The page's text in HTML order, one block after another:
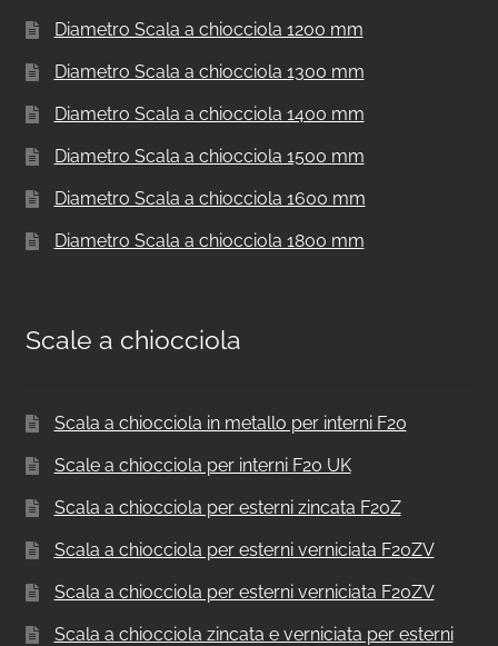
Diametro Scala a chiocciola 1200 mm
Diametro Scala a chiocciola 1300 mm
Diametro Scala a chiocciola 1400 mm
Diametro Scala a chiocciola 1500 mm
Diametro Scala a chiocciola 1600 mm
Diametro Scala a chiocciola 1800 mm
Scale a chiocciola
Scala a chiocciola in metallo per interni F20
Scale a chiocciola per interni F20 UK
Scala a chiocciola per esterni zincata F20Z
Scala a chiocciola per esterni verniciata F20ZV
Scala a chiocciola per esterni verniciata F20ZV
Scala a chiocciola zincata e verniciata per esterni